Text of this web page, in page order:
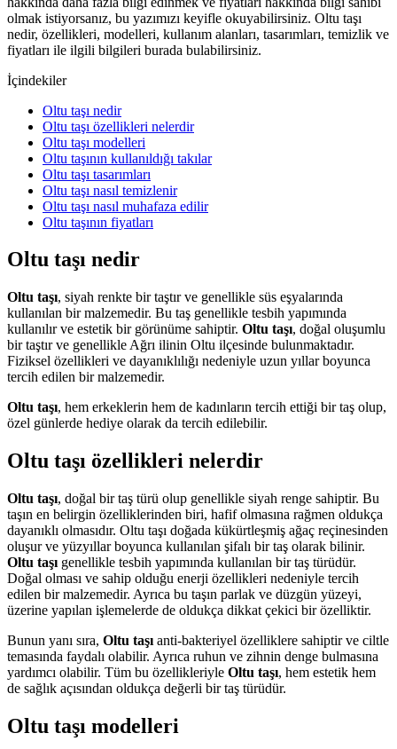
olmak istiyorsanız, bu yazımızı keyifle okuyabilirsiniz. Oltu taşı
nedir, özellikleri, modelleri, kullanım alanları, tasarımları, temizlik ve
fiyatları ile ilgili bilgileri burada bulabilirsiniz.
İçindekiler
Oltu taşı nedir
Oltu taşı özellikleri nelerdir
Oltu taşı modelleri
Oltu taşının kullanıldığı takılar
Oltu taşı tasarımları
Oltu taşı nasıl temizlenir
Oltu taşı nasıl muhafaza edilir
Oltu taşının fiyatları
Oltu taşı nedir
Oltu taşı, siyah renkte bir taştır ve genellikle süs eşyalarında
kullanılan bir malzemedir. Bu taş genellikle tesbih yapımında
kullanılır ve estetik bir görünüme sahiptir. Oltu taşı, doğal oluşumlu
bir taştır ve genellikle Ağrı ilinin Oltu ilçesinde bulunmaktadır.
Fiziksel özellikleri ve dayanıklılığı nedeniyle uzun yıllar boyunca
tercih edilen bir malzemedir.
Oltu taşı, hem erkeklerin hem de kadınların tercih ettiği bir taş olup,
özel günlerde hediye olarak da tercih edilebilir.
Oltu taşı özellikleri nelerdir
Oltu taşı, doğal bir taş türü olup genellikle siyah renge sahiptir. Bu
taşın en belirgin özelliklerinden biri, hafif olmasına rağmen oldukça
dayanıklı olmasıdır. Oltu taşı doğada kükürtleşmiş ağaç reçinesinden
oluşur ve yüzyıllar boyunca kullanılan şifalı bir taş olarak bilinir.
Oltu taşı genellikle tesbih yapımında kullanılan bir taş türüdür.
Doğal olması ve sahip olduğu enerji özellikleri nedeniyle tercih
edilen bir malzemedir. Ayrıca bu taşın parlak ve düzgün yüzeyi,
üzerine yapılan işlemelerde de oldukça dikkat çekici bir özelliktir.
Bunun yanı sıra, Oltu taşı anti-bakteriyel özelliklere sahiptir ve ciltle
temasında faydalı olabilir. Ayrıca ruhun ve zihnin denge bulmasına
yardımcı olabilir. Tüm bu özellikleriyle Oltu taşı, hem estetik hem
de sağlık açısından oldukça değerli bir taş türüdür.
Oltu taşı modelleri